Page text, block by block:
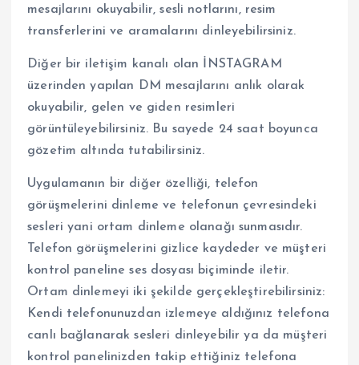
mesajlarını okuyabilir, sesli notlarını, resim
transferlerini ve aramalarını dinleyebilirsiniz.
Diğer bir iletişim kanalı olan İNSTAGRAM
üzerinden yapılan DM mesajlarını anlık olarak
okuyabilir, gelen ve giden resimleri
görüntüleyebilirsiniz. Bu sayede 24 saat boyunca
gözetim altında tutabilirsiniz.
Uygulamanın bir diğer özelliği, telefon
görüşmelerini dinleme ve telefonun çevresindeki
sesleri yani ortam dinleme olanağı sunmasıdır.
Telefon görüşmelerini gizlice kaydeder ve müşteri
kontrol paneline ses dosyası biçiminde iletir.
Ortam dinlemeyi iki şekilde gerçekleştirebilirsiniz:
Kendi telefonunuzdan izlemeye aldığınız telefona
canlı bağlanarak sesleri dinleyebilir ya da müşteri
kontrol panelinizden takip ettiğiniz telefona